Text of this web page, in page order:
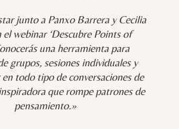
junto a Panxo Barrera y Cecilia
el webinar ‘Descubre Points of
una herramienta para
grupos, sesiones individuales y
todo tipo de conversaciones de
que rompe patrones de
pensamiento.»